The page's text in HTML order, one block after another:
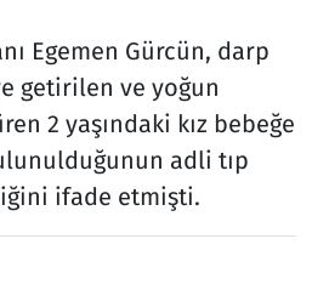
Egemen Gürcün, darp
getirilen ve yoğun
2 yaşındaki kız bebeğe
adli tıp
ifade etmişti.